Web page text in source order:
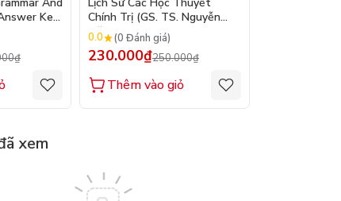
Key
Chính Trị (GS. TS. Nguyễn
Đăng Dung)
0.0 (0 Đánh giá)
230.000₫250.000₫
Thêm vào giỏ
xem